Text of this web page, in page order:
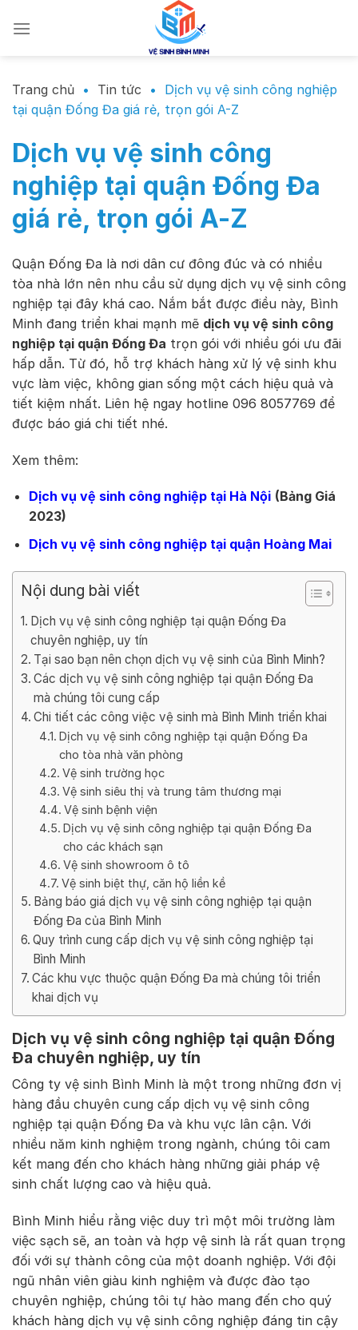
đến
Trang chủ • Tin tức •
Dịch vụ vệ sinh công nghiệp
tại quận Đống Đa giá rẻ, trọn gói A-Z
Dịch vụ vệ sinh công
nghiệp tại quận Đống Đa
giá rẻ, trọn gói A-Z
Quận Đống Đa là nơi dân cư đông đúc và có nhiều
tòa nhà lớn nên nhu cầu sử dụng dịch vụ vệ sinh công
nghiệp tại đây khá cao. Nắm bắt được điều này, Bình
Minh đang triển khai mạnh mẽ dịch vụ vệ sinh công
nghiệp tại quận Đống Đa trọn gói với nhiều gói ưu đãi
hấp dẫn. Từ đó, hỗ trợ khách hàng xử lý vệ sinh khu
vực làm việc, không gian sống một cách hiệu quả và
tiết kiệm nhất. Liên hệ ngay hotline 096 8057769 để
được báo giá chi tiết nhé.
Xem thêm:
Dịch vụ vệ sinh công nghiệp tại Hà Nội (Bảng Giá
2023)
Dịch vụ vệ sinh công nghiệp tại quận Hoàng Mai
Nội dung bài viết
Dịch vụ vệ sinh công nghiệp tại quận Đống Đa
chuyên nghiệp, uy tín
Tại sao bạn nên chọn dịch vụ vệ sinh của Bình Minh?
Các dịch vụ vệ sinh công nghiệp tại quận Đống Đa
mà chúng tôi cung cấp
Chi tiết các công việc vệ sinh mà Bình Minh triển khai
Dịch vụ vệ sinh công nghiệp tại quận Đống Đa
cho tòa nhà văn phòng
Vệ sinh trường học
Vệ sinh siêu thị và trung tâm thương mại
Vệ sinh bệnh viện
Dịch vụ vệ sinh công nghiệp tại quận Đống Đa
cho các khách sạn
Vệ sinh showroom ô tô
Vệ sinh biệt thự, căn hộ liền kề
Bảng báo giá dịch vụ vệ sinh công nghiệp tại quận
Đống Đa của Bình Minh
Quy trình cung cấp dịch vụ vệ sinh công nghiệp tại
Bình Minh
Các khu vực thuộc quận Đống Đa mà chúng tôi triển
khai dịch vụ
Dịch vụ vệ sinh công nghiệp tại quận Đống
Đa chuyên nghiệp, uy tín
Công ty vệ sinh Bình Minh là một trong những đơn vị
hàng đầu chuyên cung cấp dịch vụ vệ sinh công
nghiệp tại quận Đống Đa và khu vực lân cận. Với
nhiều năm kinh nghiệm trong ngành, chúng tôi cam
kết mang đến cho khách hàng những giải pháp vệ
sinh chất lượng cao và hiệu quả.
Bình Minh hiểu rằng việc duy trì một môi trường làm
việc sạch sẽ, an toàn và hợp vệ sinh là rất quan trọng
đối với sự thành công của một doanh nghiệp. Với đội
ngũ nhân viên giàu kinh nghiệm và được đào tạo
chuyên nghiệp, chúng tôi tự hào mang đến cho quý
khách hàng dịch vụ vệ sinh công nghiệp đáng tin cậy